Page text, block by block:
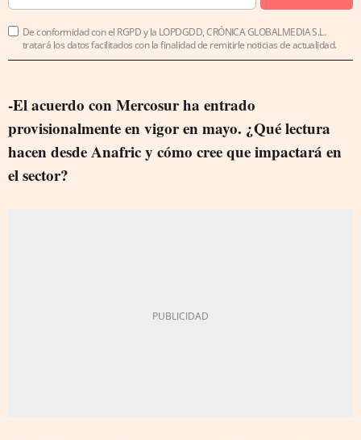
De conformidad con el RGPD y la LOPDGDD, CRÓNICA GLOBALMEDIA S.L.
tratará los datos facilitados con la finalidad de remitirle noticias de actualidad.
-El acuerdo con Mercosur ha entrado
provisionalmente en vigor en mayo. ¿Qué lectura
hacen desde Anafric y cómo cree que impactará en
el sector?